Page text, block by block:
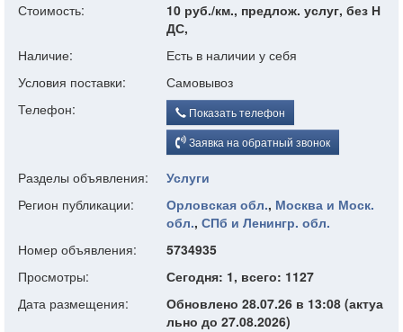
Стоимость:
10 руб./км., предлож. услуг, без Н
ДС,
Наличие:
Есть в наличии у себя
Условия поставки:
Самовывоз
Телефон:
Показать телефон
Заявка на обратный звонок
Разделы объявления:
Услуги
Регион публикации:
Орловская обл., Москва и Моск.
обл., СПб и Ленингр. обл.
Номер объявления:
5734935
Просмотры:
Сегодня: 1, всего: 1127
Дата размещения:
Обновлено 28.07.26 в 13:08 (актуа
льно до 27.08.2026)